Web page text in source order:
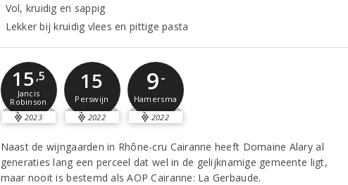
Vol, kruidig en sappig
Lekker bij kruidig vlees en pittige pasta
15,5
Jancis
Robinson
2023
15
Perswijn
2022
9-
Hamersma
2022
Naast de wijngaarden in Rhône-cru Cairanne heeft Domaine Alary al
generaties lang een perceel dat wel in de gelijknamige gemeente ligt,
maar nooit is bestemd als AOP Cairanne: La Gerbaude.